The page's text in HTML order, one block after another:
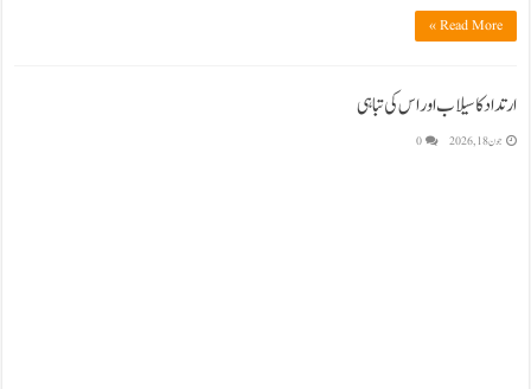
Read More »
ارتداد کا سیلاب اور اس کی تباہی
جون 18, 2026 0